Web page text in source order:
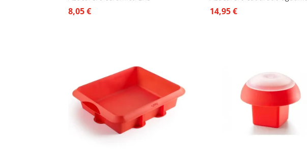
8,05€ 14,95€